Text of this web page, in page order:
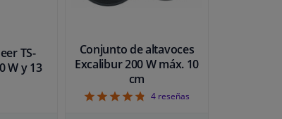
TS-
W y 13
Conjunto de altavoces
Excalibur 200 W máx. 10
cm
4.75
4 reseñas